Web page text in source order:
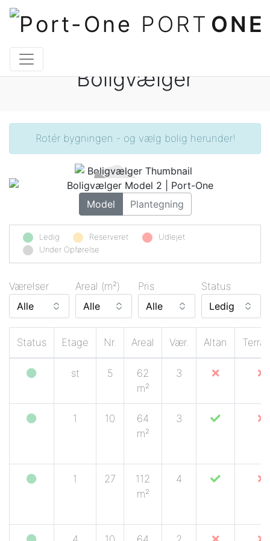
PORT ONE
Boligvælger
Rotér bygningen - og vælg bolig herunder!
Model Plantegning
Ledig Reserveret
Udlejet
Under Opførelse
Værelser Areal (m²) Pris Status
Status Etage Nr. Areal Vær. Altan
st 5
62
m²
3
1 10
64
m²
3
1 27
112
m²
4